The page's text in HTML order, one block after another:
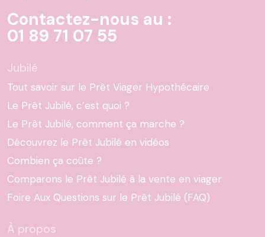
Contactez-nous au :
01 89 71 07 55
Jubilé
Tout savoir sur le Prêt Viager Hypothécaire
Le Prêt Jubilé, c’est quoi ?
Le Prêt Jubilé, comment ça marche ?
Découvrez le Prêt Jubilé en vidéos
Combien ça coûte ?
Comparons le Prêt Jubilé à la vente en viager
Foire Aux Questions sur le Prêt Jubilé (FAQ)
À propos